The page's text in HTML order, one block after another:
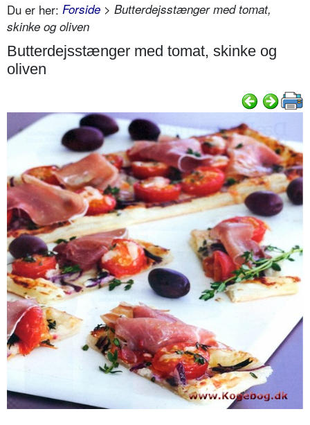
Du er her: Forside > Butterdejsstænger med tomat,
skinke og oliven
Butterdejsstænger med tomat, skinke og
oliven